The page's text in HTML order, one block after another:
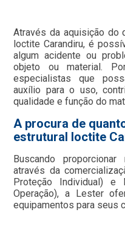
Através da aquisição do
loctite Carandiru, é
algum acidente ou
objeto ou material.
especialistas que
auxílio para o uso,
qualidade e função do
A procura de
estrutural loctite
Buscando
através da
Proteção Individual) e
Operação), a Lester
equipamentos para seus